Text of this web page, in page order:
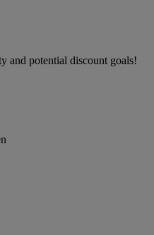
and potential discount goals!